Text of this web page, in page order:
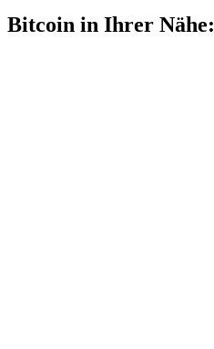
Bitcoin in Ihrer Nähe: